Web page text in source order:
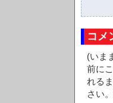
コメ
(いま
前に
れる
さい